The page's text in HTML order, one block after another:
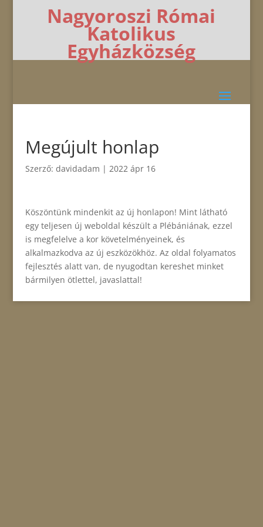
Nagyoroszi Római
Katolikus
Egyházközség
Megújult honlap
Szerző: davidadam | 2022 ápr 16
Köszöntünk mindenkit az új honlapon! Mint látható
egy teljesen új weboldal készült a Plébániának, ezzel
is megfelelve a kor követelményeinek, és
alkalmazkodva az új eszközökhöz. Az oldal folyamatos
fejlesztés alatt van, de nyugodtan kereshet minket
bármilyen ötlettel, javaslattal!